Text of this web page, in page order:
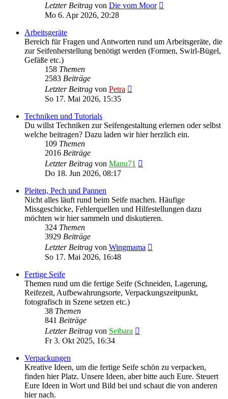
Letzter Beitrag von Die vom Moor
Mo 6. Apr 2026, 20:28
Arbeitsgeräte
Bereich für Fragen und Antworten rund um Arbeitsgeräte, die
zur Seifenherstellung benötigt werden (Formen, Swirl-Bügel,
Gefäße etc.)
158 Themen
2583 Beiträge
Letzter Beitrag von Petra
So 17. Mai 2026, 15:35
Techniken und Tutorials
Du willst Techniken zur Seifengestaltung erlernen oder selbst
welche beitragen? Dazu laden wir hier herzlich ein.
109 Themen
2016 Beiträge
Letzter Beitrag von Manu71
Do 18. Jun 2026, 08:17
Pleiten, Pech und Pannen
Nicht alles läuft rund beim Seife machen. Häufige
Missgeschicke, Fehlerquellen und Hilfestellungen dazu
möchten wir hier sammeln und diskutieren.
324 Themen
3929 Beiträge
Letzter Beitrag von Wingmama
So 17. Mai 2026, 16:48
Fertige Seife
Themen rund um die fertige Seife (Schneiden, Lagerung,
Reifezeit, Aufbewahrungsorte, Verpackungszeitpunkt,
fotografisch in Szene setzen etc.)
38 Themen
841 Beiträge
Letzter Beitrag von Seibara
Fr 3. Okt 2025, 16:34
Verpackungen
Kreative Ideen, um die fertige Seife schön zu verpacken,
finden hier Platz. Unsere Ideen, aber bitte auch Eure. Steuert
Eure Ideen in Wort und Bild bei und schaut die von anderen
hier nach.